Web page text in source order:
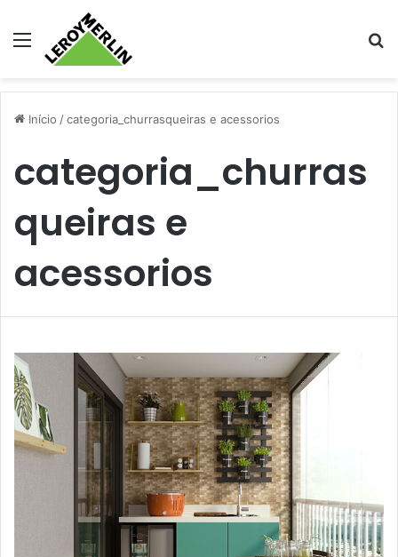
Menu
Início /categoria_churrasqueiras e acessorios
categoria_churras
queiras e
acessorios